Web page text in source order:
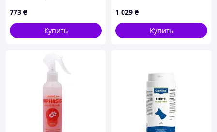
773 ₴
Купить
натуральном кормлении
350 г (128501 AD)
1 029 ₴
Купить